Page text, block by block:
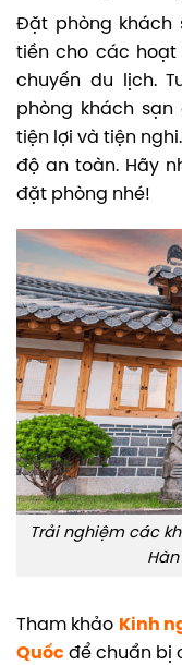
Đặt phòng khách
tiền cho các
chuyến du lịch.
phòng khách
tiện lợi và tiện
độ an toàn. Hãy
đặt phòng nhé!
Trải nghiệm các
Tham khảo Kinh
Quốc để chuẩn bị